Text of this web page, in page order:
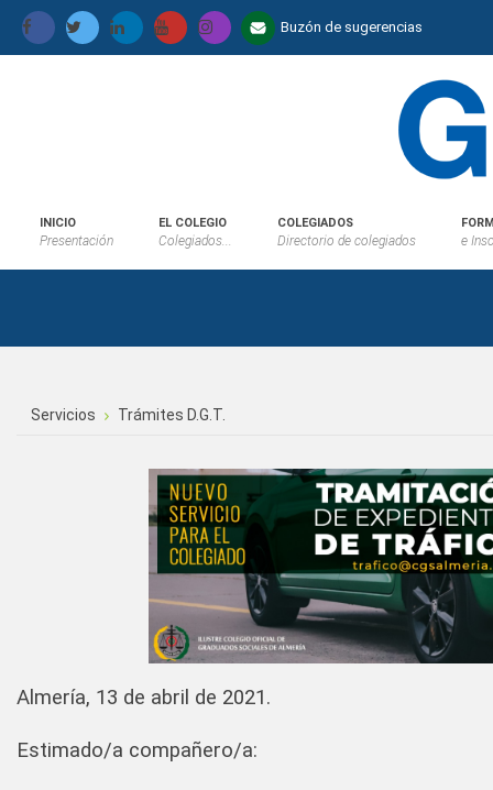
Buzón de sugerencias
INICIO
Presentación
EL COLEGIO
Colegiados...
COLEGIADOS
Directorio de colegiados e
Servicios Trámites D.G.T.
Almería, 13 de abril de 2021.
Estimado/a compañero/a: